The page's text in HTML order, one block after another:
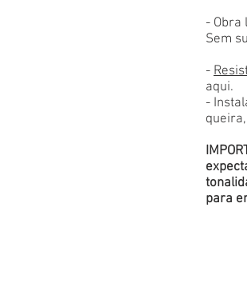
- Obra
Sem
-
aqui.
-
para